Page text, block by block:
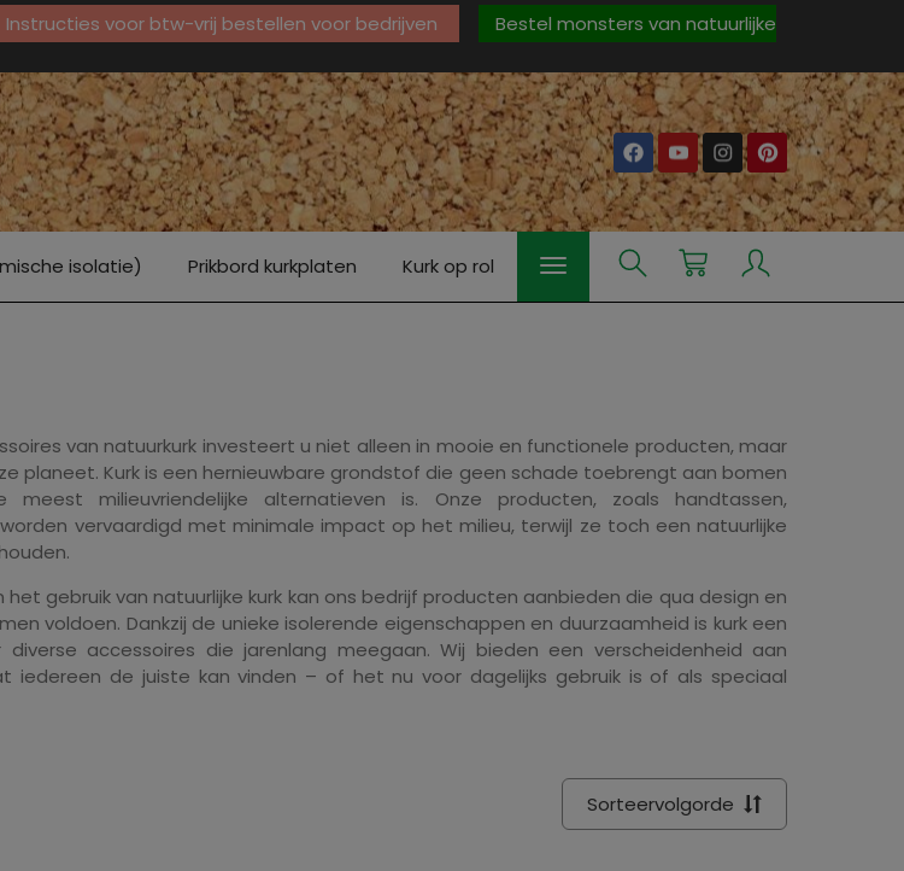
Instructies voor btw-vrij bestellen voor bedrijven
Bestel monsters van natuurlijke
isolatie) Prikbord kurkplaten Kurk op rol
van natuurkurk investeert u niet alleen in mooie en functionele producten, maar
planeet. Kurk is een hernieuwbare grondstof die geen schade toebrengt aan bomen
milieuvriendelijke alternatieven is. Onze producten, zoals handtassen,
vervaardigd met minimale impact op het milieu, terwijl ze toch een natuurlijke
het gebruik van natuurlijke kurk kan ons bedrijf producten aanbieden die qua design en
voldoen. Dankzij de unieke isolerende eigenschappen en duurzaamheid is kurk een
accessoires die jarenlang meegaan. Wij bieden een verscheidenheid aan
iedereen de juiste kan vinden – of het nu voor dagelijks gebruik is of als speciaal
Sorteervolgorde